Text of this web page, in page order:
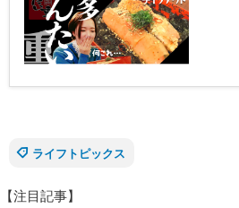
ライフトピックス
【注目記事】